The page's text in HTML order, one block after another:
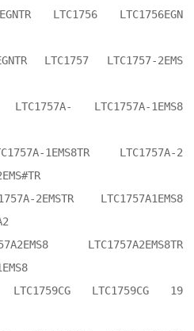
LTC1756 LTC1756EGN
LTC1757 LTC1757-2EMS
LTC1757A- LTC1757A-1EMS8
1EMS8TR LTC1757A-2
2EMSTR LTC1757A1EMS8
LTC1757A2EMS8TR
LTC1759CG LTC1759CG 19